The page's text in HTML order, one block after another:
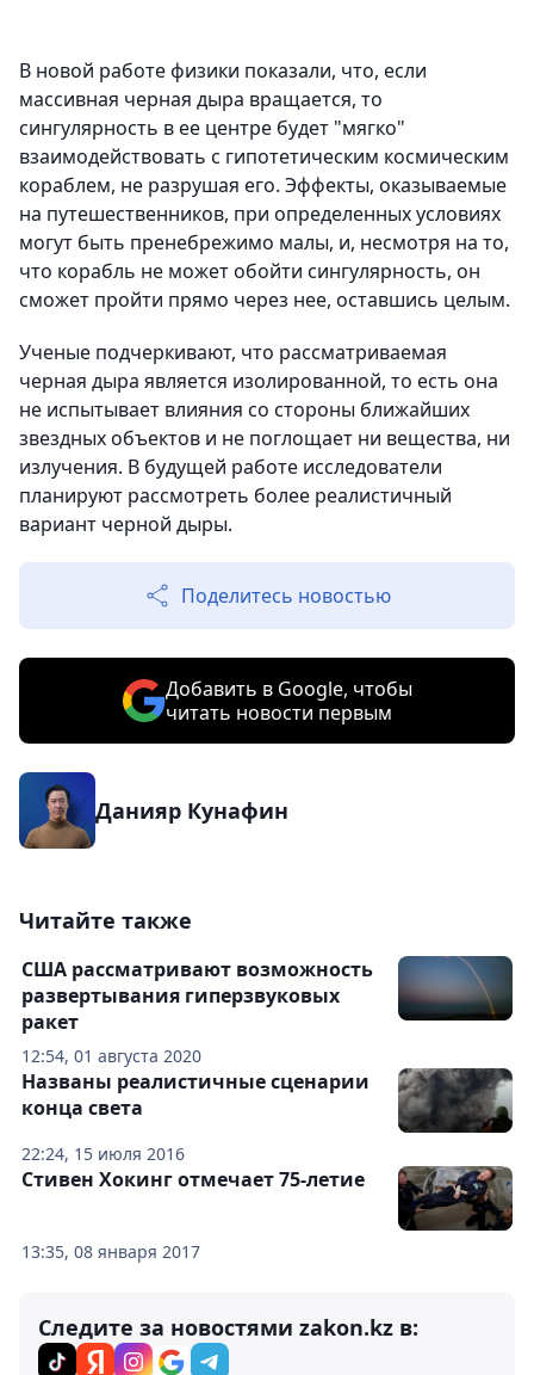
В новой работе физики показали, что, если
массивная черная дыра вращается, то
сингулярность в ее центре будет "мягко"
взаимодействовать с гипотетическим космическим
кораблем, не разрушая его. Эффекты, оказываемые
на путешественников, при определенных условиях
могут быть пренебрежимо малы, и, несмотря на то,
что корабль не может обойти сингулярность, он
сможет пройти прямо через нее, оставшись целым.
Ученые подчеркивают, что рассматриваемая
черная дыра является изолированной, то есть она
не испытывает влияния со стороны ближайших
звездных объектов и не поглощает ни вещества, ни
излучения. В будущей работе исследователи
планируют рассмотреть более реалистичный
вариант черной дыры.
Поделитесь новостью
Добавить в Google, чтобы
читать новости первым
Данияр Кунафин
Читайте также
12:54, 01 августа 2020
США рассматривают возможность
развертывания гиперзвуковых
ракет
22:24, 15 июля 2016
Названы реалистичные сценарии
конца света
13:35, 08 января 2017
Стивен Хокинг отмечает 75-летие
Следите за новостями zakon.kz в: